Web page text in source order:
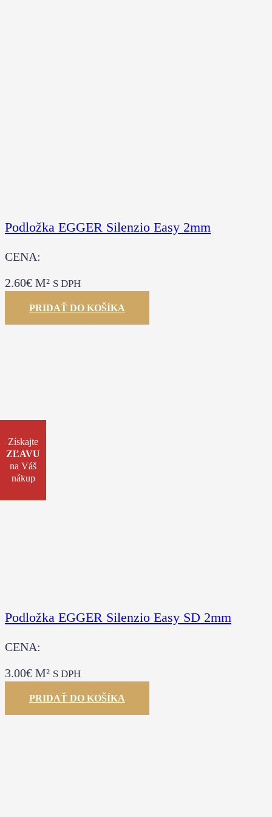
Podložka EGGER Silenzio Easy 2mm
CENA:
2.60€ M² S DPH
PRIDAŤ DO KOŠÍKA
Podložka EGGER Silenzio Easy SD 2mm
CENA:
3.00€ M² S DPH
PRIDAŤ DO KOŠÍKA
Získajte
ZĽAVU
na Váš
nákup